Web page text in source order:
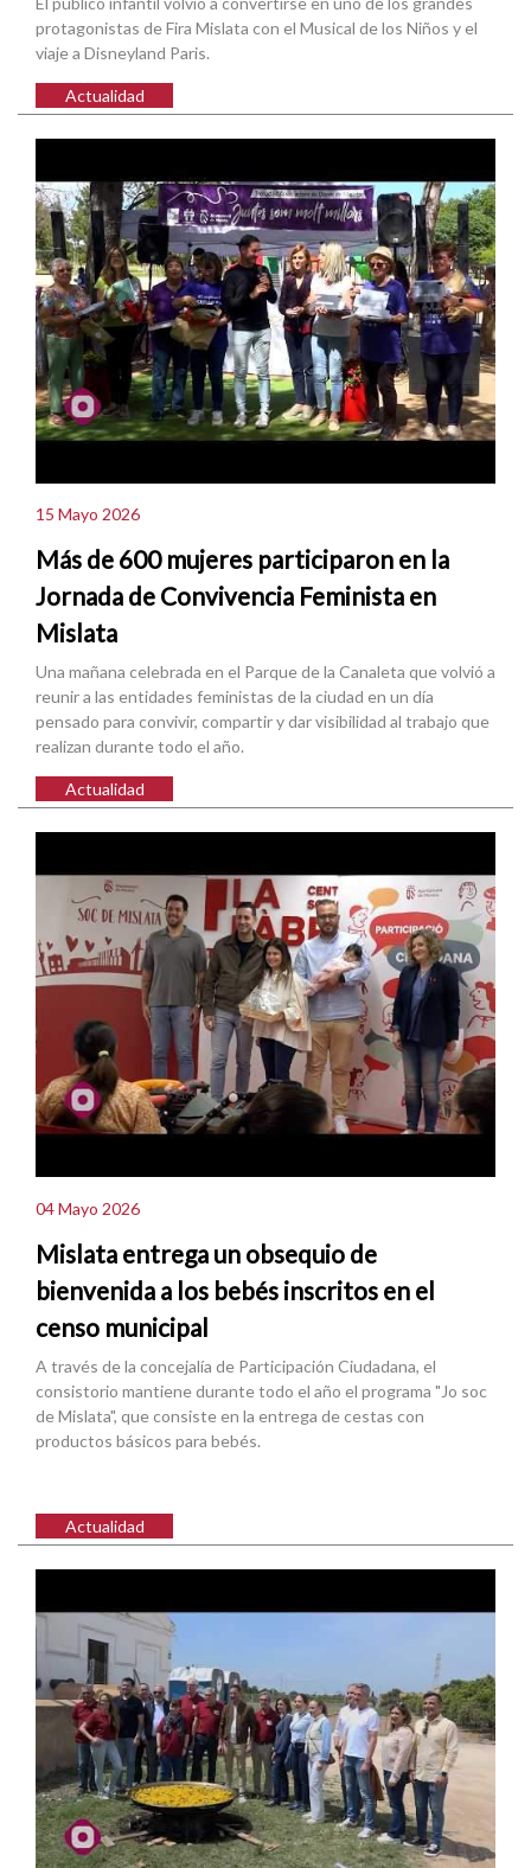
protagonistas de Fira Mislata con el Musical de los Niños y el
viaje a Disneyland Paris.
Actualidad
15 Mayo 2026
Más de 600 mujeres participaron en la
Jornada de Convivencia Feminista en
Mislata
Una mañana celebrada en el Parque de la Canaleta que volvió a
reunir a las entidades feministas de la ciudad en un día
pensado para convivir, compartir y dar visibilidad al trabajo que
realizan durante todo el año.
Actualidad
04 Mayo 2026
Mislata entrega un obsequio de
bienvenida a los bebés inscritos en el
censo municipal
A través de la concejalía de Participación Ciudadana, el
consistorio mantiene durante todo el año el programa "Jo soc
de Mislata", que consiste en la entrega de cestas con
productos básicos para bebés.
Actualidad